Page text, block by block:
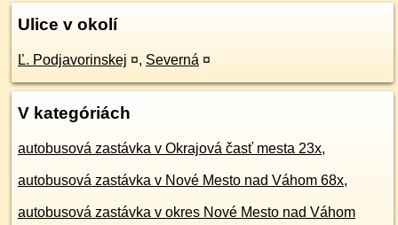
Ulice v okolí
Ľ. Podjavorinskej ¤, Severná ¤
V kategóriách
autobusová zastávka v Okrajová časť mesta 23x,
autobusová zastávka v Nové Mesto nad Váhom 68x,
autobusová zastávka v okres Nové Mesto nad Váhom